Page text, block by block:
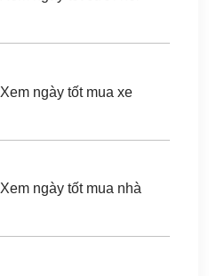
Xem ngày tốt mua xe
Xem ngày tốt mua nhà